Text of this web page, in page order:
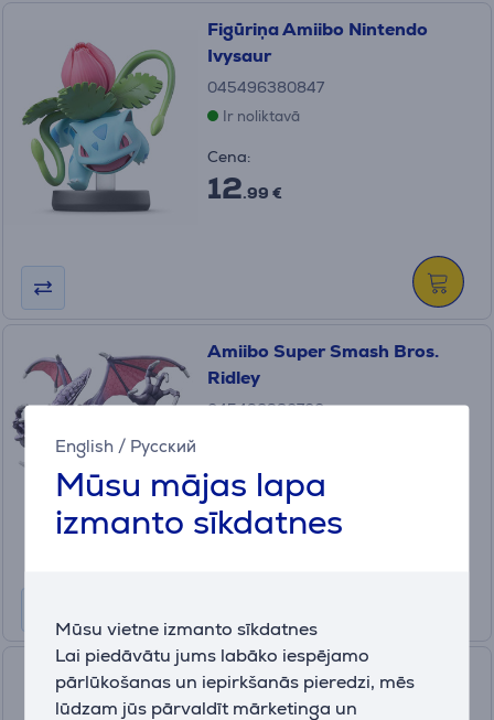
English / Русский
Mūsu mājas lapa
izmanto sīkdatnes
Mūsu vietne izmanto sīkdatnes
Lai piedāvātu jums labāko iespējamo
pārlūkošanas un iepirkšanās pieredzi, mēs
lūdzam jūs pārvaldīt mārketinga un
Figūriņa Amiibo Nintendo
Ivysaur
045496380847
Ir noliktavā
Cena:
12.99 €
Amiibo Super Smash Bros.
Ridley
045496380700
Cena:
12.99 €
Amiibo Lucina (Super Smash
Bros.), Nintendo